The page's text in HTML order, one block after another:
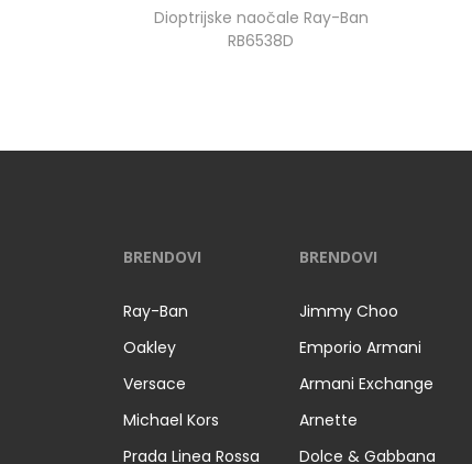
Dioptrijske naočale Ray-Ban
RB6538D
BRENDOVI
Ray-Ban
Oakley
Versace
Michael Kors
Prada Linea Rossa
BRENDOVI
Jimmy Choo
Emporio Armani
Armani Exchange
Arnette
Dolce & Gabbana